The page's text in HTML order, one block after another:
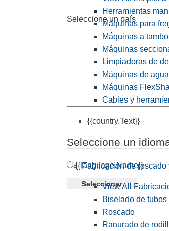
Seleccione un país
{{country.Text}}
Seleccione un
{{language.Name}}
Seleccionar
Herramientas
Máquinas para
Máquinas a
Máquinas
Limpiadoras de
Máquinas de
Máquinas
Cables y
Fabricación de roscado
View All
Biselado de tubos
Roscado
Ranurado de